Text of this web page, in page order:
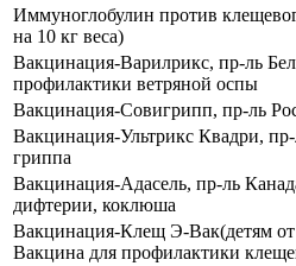
Иммуноглобулин против
на 10 кг веса)
Вакцинация-Варилрикс, пр-ль
профилактики ветряной оспы
Вакцинация-Совигрипп, пр-ль
Вакцинация-Ультрикс Квадри,
гриппа
Вакцинация-Адасель, пр-ль
дифтерии, коклюша
Вакцинация-Клещ Э-Вак(детям от
Вакцина для профилактики